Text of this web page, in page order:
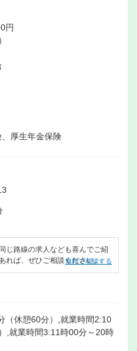
円
厚生年金保険
じ路線の求人なども喜んでご紹
れば、ぜひご相談ください。
無料で相談する
（休憩60分）,就業時間2:10
,就業時間3:11時00分～20時